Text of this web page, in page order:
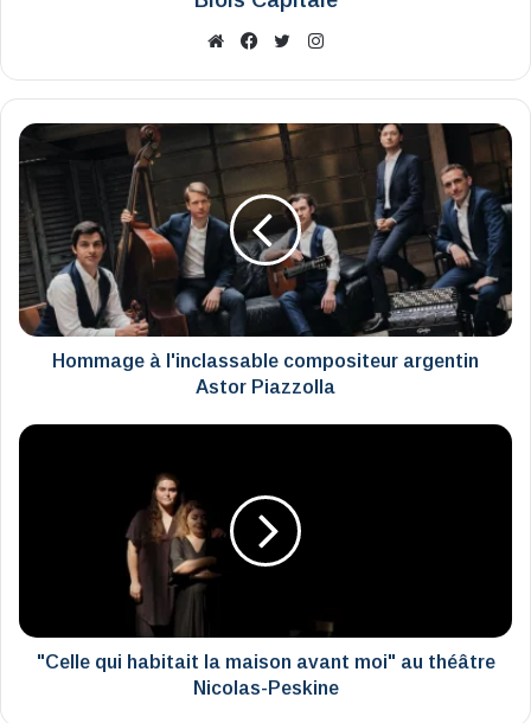
WebsiteFacebook
X
Hommage
à
l'inclassable
compositeur
argentin
Astor
Piazzolla
Hommage à l'inclassable compositeur argentin
Astor Piazzolla
"Celle
théâtre
Nicolas-
"Celle qui habitait la maison avant moi" au théâtre
Nicolas-Peskine